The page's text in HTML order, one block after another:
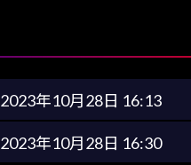
2023年10月28日 16:13
2023年10月28日 16:30